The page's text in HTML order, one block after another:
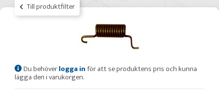
Till produktfilter
Du behöverlogga inför att se produktens pris och kunna
lägga den i varukorgen.